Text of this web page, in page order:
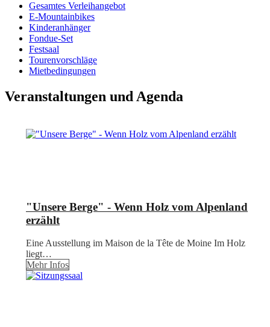
Gesamtes Verleihangebot
E-Mountainbikes
Kinderanhänger
Fondue-Set
Festsaal
Tourenvorschläge
Mietbedingungen
Veranstaltungen und Agenda
"Unsere Berge" - Wenn Holz vom Alpenland
erzählt
Eine Ausstellung im Maison de la Tête de Moine Im Holz
liegt…
Mehr Infos